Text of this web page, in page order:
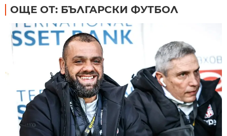
ОЩЕ ОТ: БЪЛГАРСКИ ФУТБОЛ